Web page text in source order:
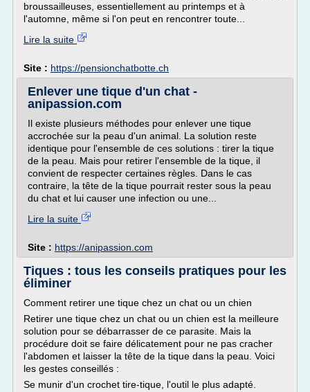
broussailleuses, essentiellement au printemps et à
l'automne, même si l'on peut en rencontrer toute...
Lire la suite
Site : https://pensionchatbotte.ch
Enlever une tique d'un chat -
anipassion.com
Il existe plusieurs méthodes pour enlever une tique
accrochée sur la peau d'un animal. La solution reste
identique pour l'ensemble de ces solutions : tirer la tique
de la peau. Mais pour retirer l'ensemble de la tique, il
convient de respecter certaines règles. Dans le cas
contraire, la tête de la tique pourrait rester sous la peau
du chat et lui causer une infection ou une...
Lire la suite
Site : https://anipassion.com
Tiques : tous les conseils pratiques pour les
éliminer
Comment retirer une tique chez un chat ou un chien
Retirer une tique chez un chat ou un chien est la meilleure
solution pour se débarrasser de ce parasite. Mais la
procédure doit se faire délicatement pour ne pas cracher
l'abdomen et laisser la tête de la tique dans la peau. Voici
les gestes conseillés :
Se munir d'un crochet tire-tique, l'outil le plus adapté.